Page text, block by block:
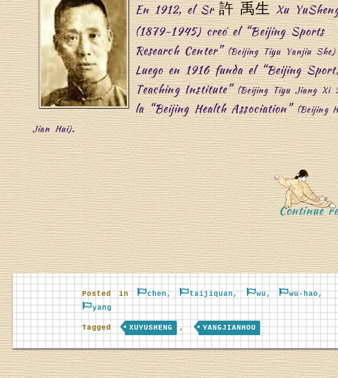
En 1912, el Sr許 禹生Xu
(1879-1945) creó el “Beijing Sports
Research Center”(Beijing Tiyu Yanjiu She)
Luego en 1916 funda el “Beijing
Teaching Institute”(Beijing Tiyu Jiang Xi
la “Beijing Health Association”(Beijing
Jian Hui).
Continue
Posted in chen, taijiquan, wu, wu-hao,
yang
Tagged XUYUSHENG , YANGJIANHOU